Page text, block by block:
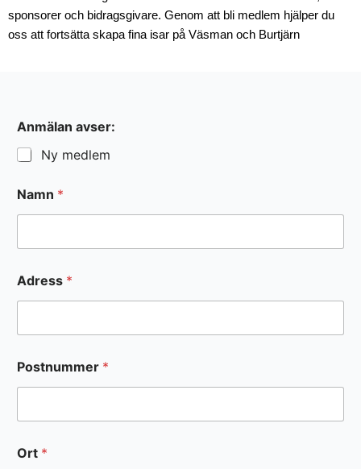
sponsorer och bidragsgivare. Genom att bli medlem hjälper du
oss att fortsätta skapa fina isar på Väsman och Burtjärn
Anmälan avser:
Ny medlem
Namn *
Adress *
Postnummer *
Ort *